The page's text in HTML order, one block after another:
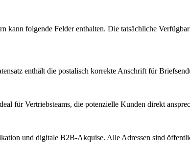
kann folgende Felder enthalten. Die tatsächliche
enthält die postalisch korrekte Anschrift für
für Vertriebsteams, die potenzielle Kunden direkt
und digitale B2B-Akquise. Alle Adressen sind